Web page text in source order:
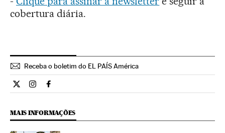
cobertura diária.
Receba o boletim do EL PAÍS América
Internacional El País Brasil en Twitter
Internacional El País Brasil en Instagram
Internacional El País Brasil en Facebook
MAIS INFORMAÇÕES